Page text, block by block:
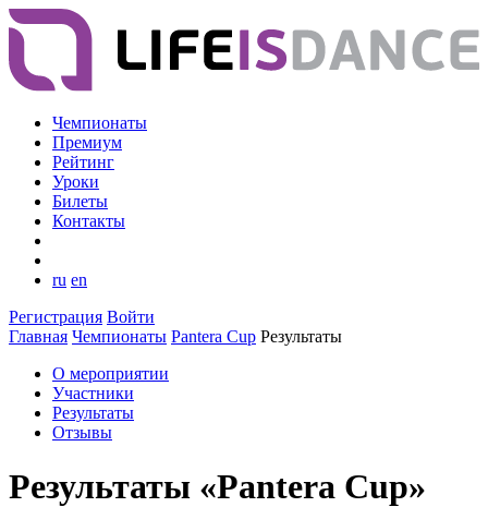
Чемпионаты
Премиум
Рейтинг
Уроки
Билеты
Контакты
ru en
Регистрация Войти
Главная Чемпионаты Pantera Cup Результаты
О мероприятии
Участники
Результаты
Отзывы
Результаты «Pantera Cup»